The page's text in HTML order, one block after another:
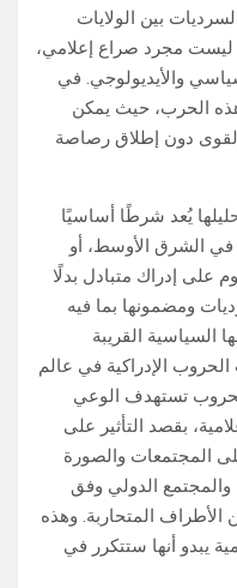
بين الولايات
ليست مجرد صراع إعلامي،
والأيديولوجي. في
الحرب، حيث يمكن
القوى دون إطلاق رصاصة
يُعد شرطًا أساسيًا
في الشرق الأوسط، أو
على إدراك متبادل بدلًا
ومضمونها بما فيه
السياسية القريبة
الإدراكية في عالم
تستهدف الوعي
بقصد التأثير على
المجتمعات والصورة
والمجتمع الدولي وفق
المتحاربة. وهذه
يبدو أنها ستتكرر في